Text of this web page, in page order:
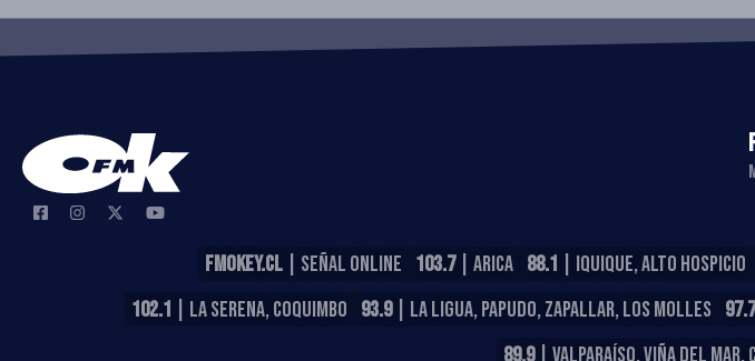
FMOKEY.CL | SEÑAL ONLINE 103.7| ARICA 88.1 | IQUIQUE, ALTO HOSPICIO
102.1 | LA SERENA, COQUIMBO 93.9| LA LIGUA, PAPUDO, ZAPALLAR, LOS MOLLES 97.7
89.9| VALPARAÍSO, VIÑA DEL MAR,